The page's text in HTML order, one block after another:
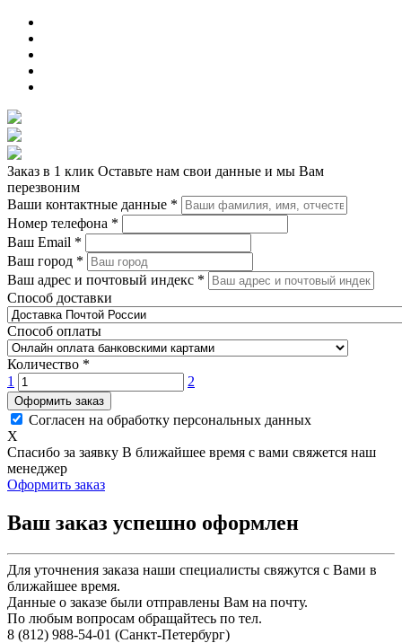
Заказ в 1 клик Оставьте нам свои данные и мы Вам
перезвоним
Ваши контактные данные *
Номер телефона *
Ваш Email *
Ваш город *
Ваш адрес и почтовый индекс *
Способ доставки
Способ оплаты
Количество *
1
2
Оформить заказ
Согласен на обработку персональных данных
X
Спасибо за заявку В ближайшее время с вами свяжется наш
менеджер
Оформить заказ
Ваш заказ успешно оформлен
Для уточнения заказа наши специалисты свяжутся с Вами в
ближайшее время.
Данные о заказе были отправлены Вам на почту.
По любым вопросам обращайтесь по тел.
8 (812) 988-54-01 (Санкт-Петербург)